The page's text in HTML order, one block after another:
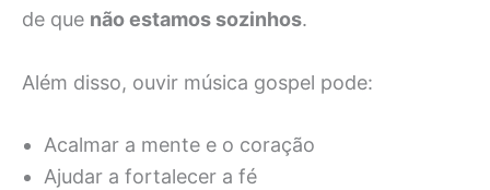
de que não estamos sozinhos.
Além disso, ouvir música gospel pode:
Acalmar a mente e o coração
Ajudar a fortalecer a fé